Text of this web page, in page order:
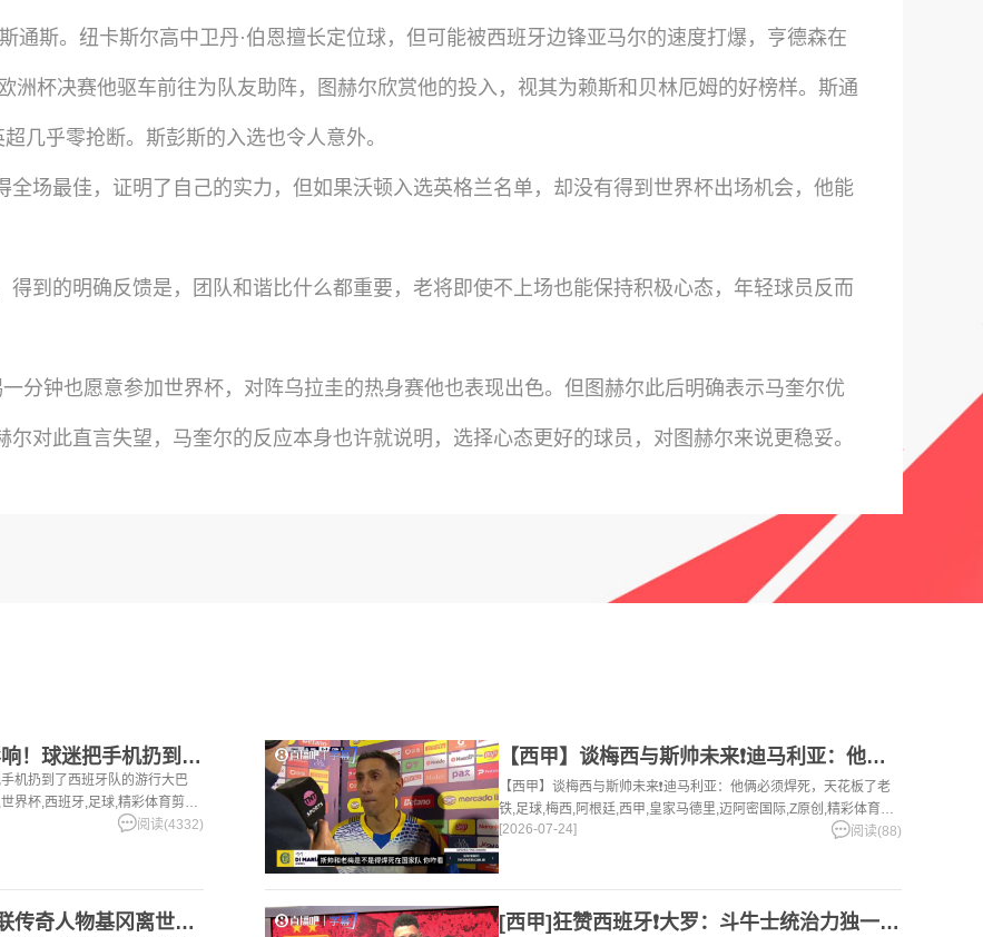
通斯。纽卡斯尔高中卫丹·伯恩擅长定位球，但可能被西班牙边锋亚马尔的速度打爆，亨德森在
洲杯决赛他驱车前往为队友助阵，图赫尔欣赏他的投入，视其为赖斯和贝林厄姆的好榜样。斯通
几乎零抢断。斯彭斯的入选也令人意外。
场最佳，证明了自己的实力，但如果沃顿入选英格兰名单，却没有得到世界杯出场机会，他能
得到的明确反馈是，团队和谐比什么都重要，老将即使不上场也能保持积极心态，年轻球员反而
分钟也愿意参加世界杯，对阵乌拉圭的热身赛他也表现出色。但图赫尔此后明确表示马奎尔优
对此直言失望，马奎尔的反应本身也许就说明，选择心态更好的球员，对图赫尔来说更稳妥。
【体育视频】珍贵的影响！球迷把手机扔到了西班牙队的游行大巴上
机扔到了西班牙队的游行大巴
界杯,西班牙,足球,精彩体育剪辑
视频足球视频,集锦,录像。阅读(4332)
【西甲】谈梅西与斯帅未来❗️迪马利亚：他俩必须焊死，天花板了
【西甲】谈梅西与斯帅未来❗️迪马利亚：他俩必须焊死，天花板了老
铁,足球,梅西,阿根廷,西甲,皇家马德里,迈阿密国际,Z原创,精彩体育剪
辑视频在线播放。本站提供最全的篮球视频足球视频,集锦,录像。
[2026-07-24] 阅读(88)
[你怎么看？]纽卡斯尔联传奇人物基冈离世，主教练埃迪豪献上鲜 [西甲]狂赞西班牙❗大罗：斗牛士统治力独一档，阿根廷有梅西也